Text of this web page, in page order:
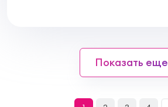
Показать еще